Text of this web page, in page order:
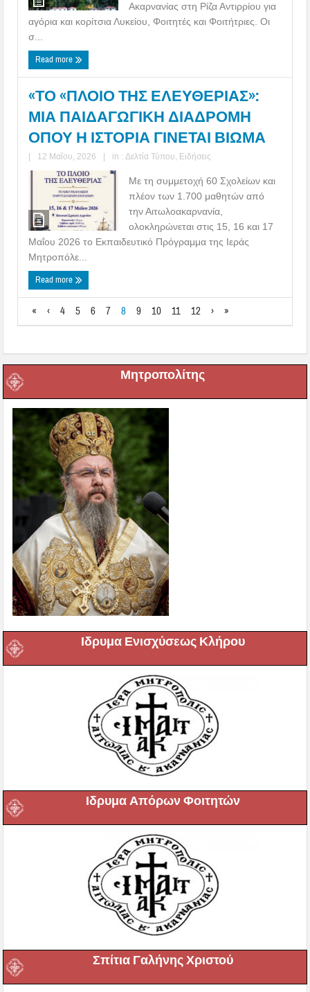
Ακαρνανίας στη Ρίζα Αντιρρίου για
αγόρια και κορίτσια Λυκείου, Φοιτητές και Φοιτήτριες. Οι
σ...
Read more
«ΤΟ «ΠΛΟΙΟ ΤΗΣ ΕΛΕΥΘΕΡΙΑΣ»:
ΜΙΑ ΠΑΙΔΑΓΩΓΙΚΗ ΔΙΑΔΡΟΜΗ
ΟΠΟΥ Η ΙΣΤΟΡΙΑ ΓΙΝΕΤΑΙ ΒΙΩΜΑ
| 12 Μαΐου, 2026 | in : Δελτία Τύπου Ειδήσεις
Με τη συμμετοχή 60 Σχολείων και
πλέον των 1.700 μαθητών από
την Αιτωλοακαρνανία,
ολοκληρώνεται στις 15, 16 και 17
Μαΐου 2026 το Εκπαιδευτικό Πρόγραμμα της Ιεράς
Μητροπόλε...
Read more
« ‹ 4 5 6 7 8 9 10 11 12 › »
Μητροπολίτης
Ιδρυμα Ενισχύσεως Κλήρου
Ιδρυμα Απόρων Φοιτητών
Σπίτια Γαλήνης Χριστού